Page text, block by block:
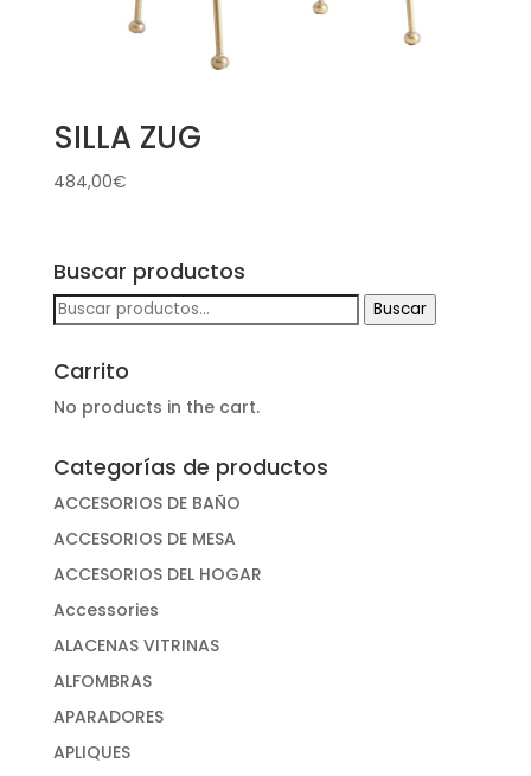
SILLA ZUG
484,00€
Buscar productos
Buscar
Buscar
Carrito
No products in the cart.
Categorías de productos
ACCESORIOS DE BAÑO
ACCESORIOS DE MESA
ACCESORIOS DEL HOGAR
Accessories
ALACENAS VITRINAS
ALFOMBRAS
APARADORES
APLIQUES